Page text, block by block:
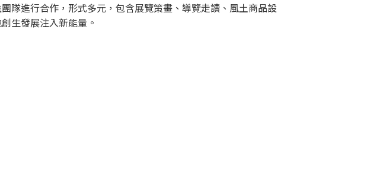
隊進行合作，形式多元，包含展覽策畫、導覽走讀、風土商品設
生發展注入新能量。